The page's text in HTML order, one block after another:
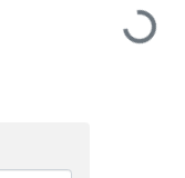
Loading...